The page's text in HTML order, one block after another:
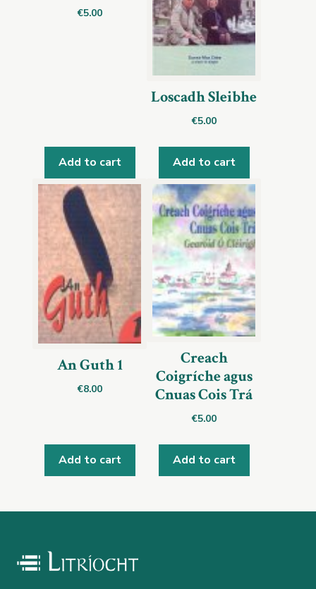
€5.00
Add to cart
Loscadh Sleibhe
€5.00
Add to cart
An Guth 1
€8.00
Add to cart
Creach
Coigríche agus
Cnuas Cois Trá
€5.00
Add to cart